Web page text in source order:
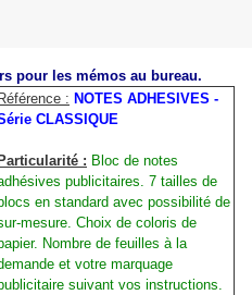
pour les mémos au bureau.
Référence : NOTES ADHESIVES -
CLASSIQUE
Particularité : Bloc de notes
publicitaires. 7 tailles de
blocs en standard avec possibilité de
mesure. Choix de coloris de
Nombre de feuilles à la
et votre marquage
suivant vos instructions.